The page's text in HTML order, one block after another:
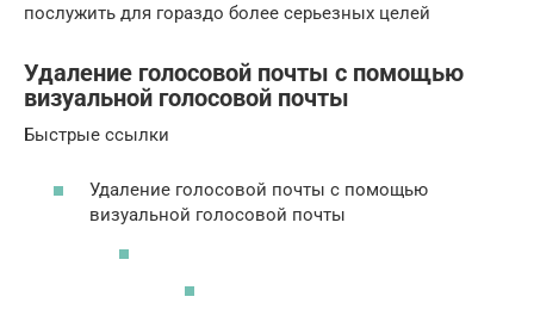
послужить для гораздо более серьезных целей
Удаление голосовой почты с помощью
визуальной голосовой почты
Быстрые ссылки
Удаление голосовой почты с помощью
визуальной голосовой почты